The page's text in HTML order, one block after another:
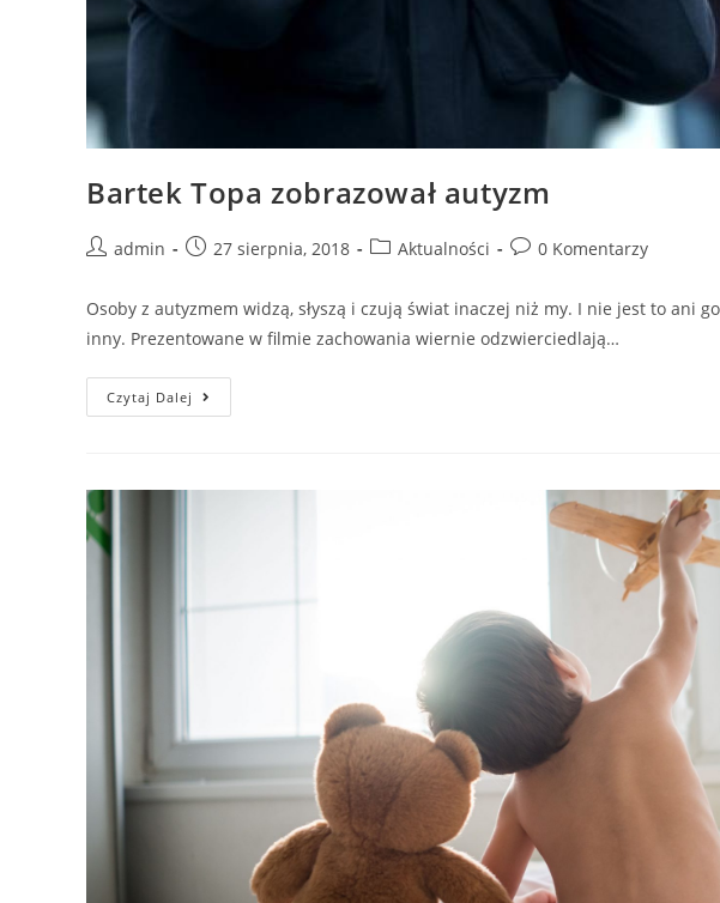
Bartek Topa zobrazował autyzm
admin 27 sierpnia, 2018 Aktualności 0 Komentarzy
Osoby z autyzmem widzą, słyszą i czują świat inaczej niż my. I nie jest to ani
inny. Prezentowane w filmie zachowania wiernie odzwierciedlają…
Czytaj Dalej